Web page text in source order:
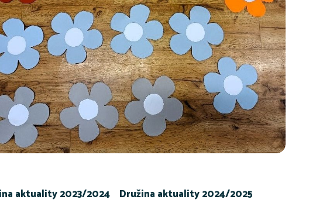
aktuality 2023/2024
Družina aktuality 2024/2025